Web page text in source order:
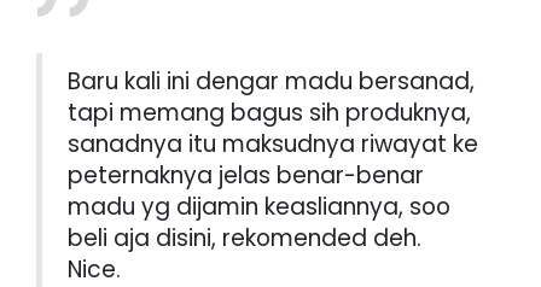
Baru kali ini dengar madu bersanad,
tapi memang bagus sih produknya,
sanadnya itu maksudnya riwayat ke
peternaknya jelas benar-benar
madu yg dijamin keasliannya, soo
beli aja disini, rekomended deh.
Nice.